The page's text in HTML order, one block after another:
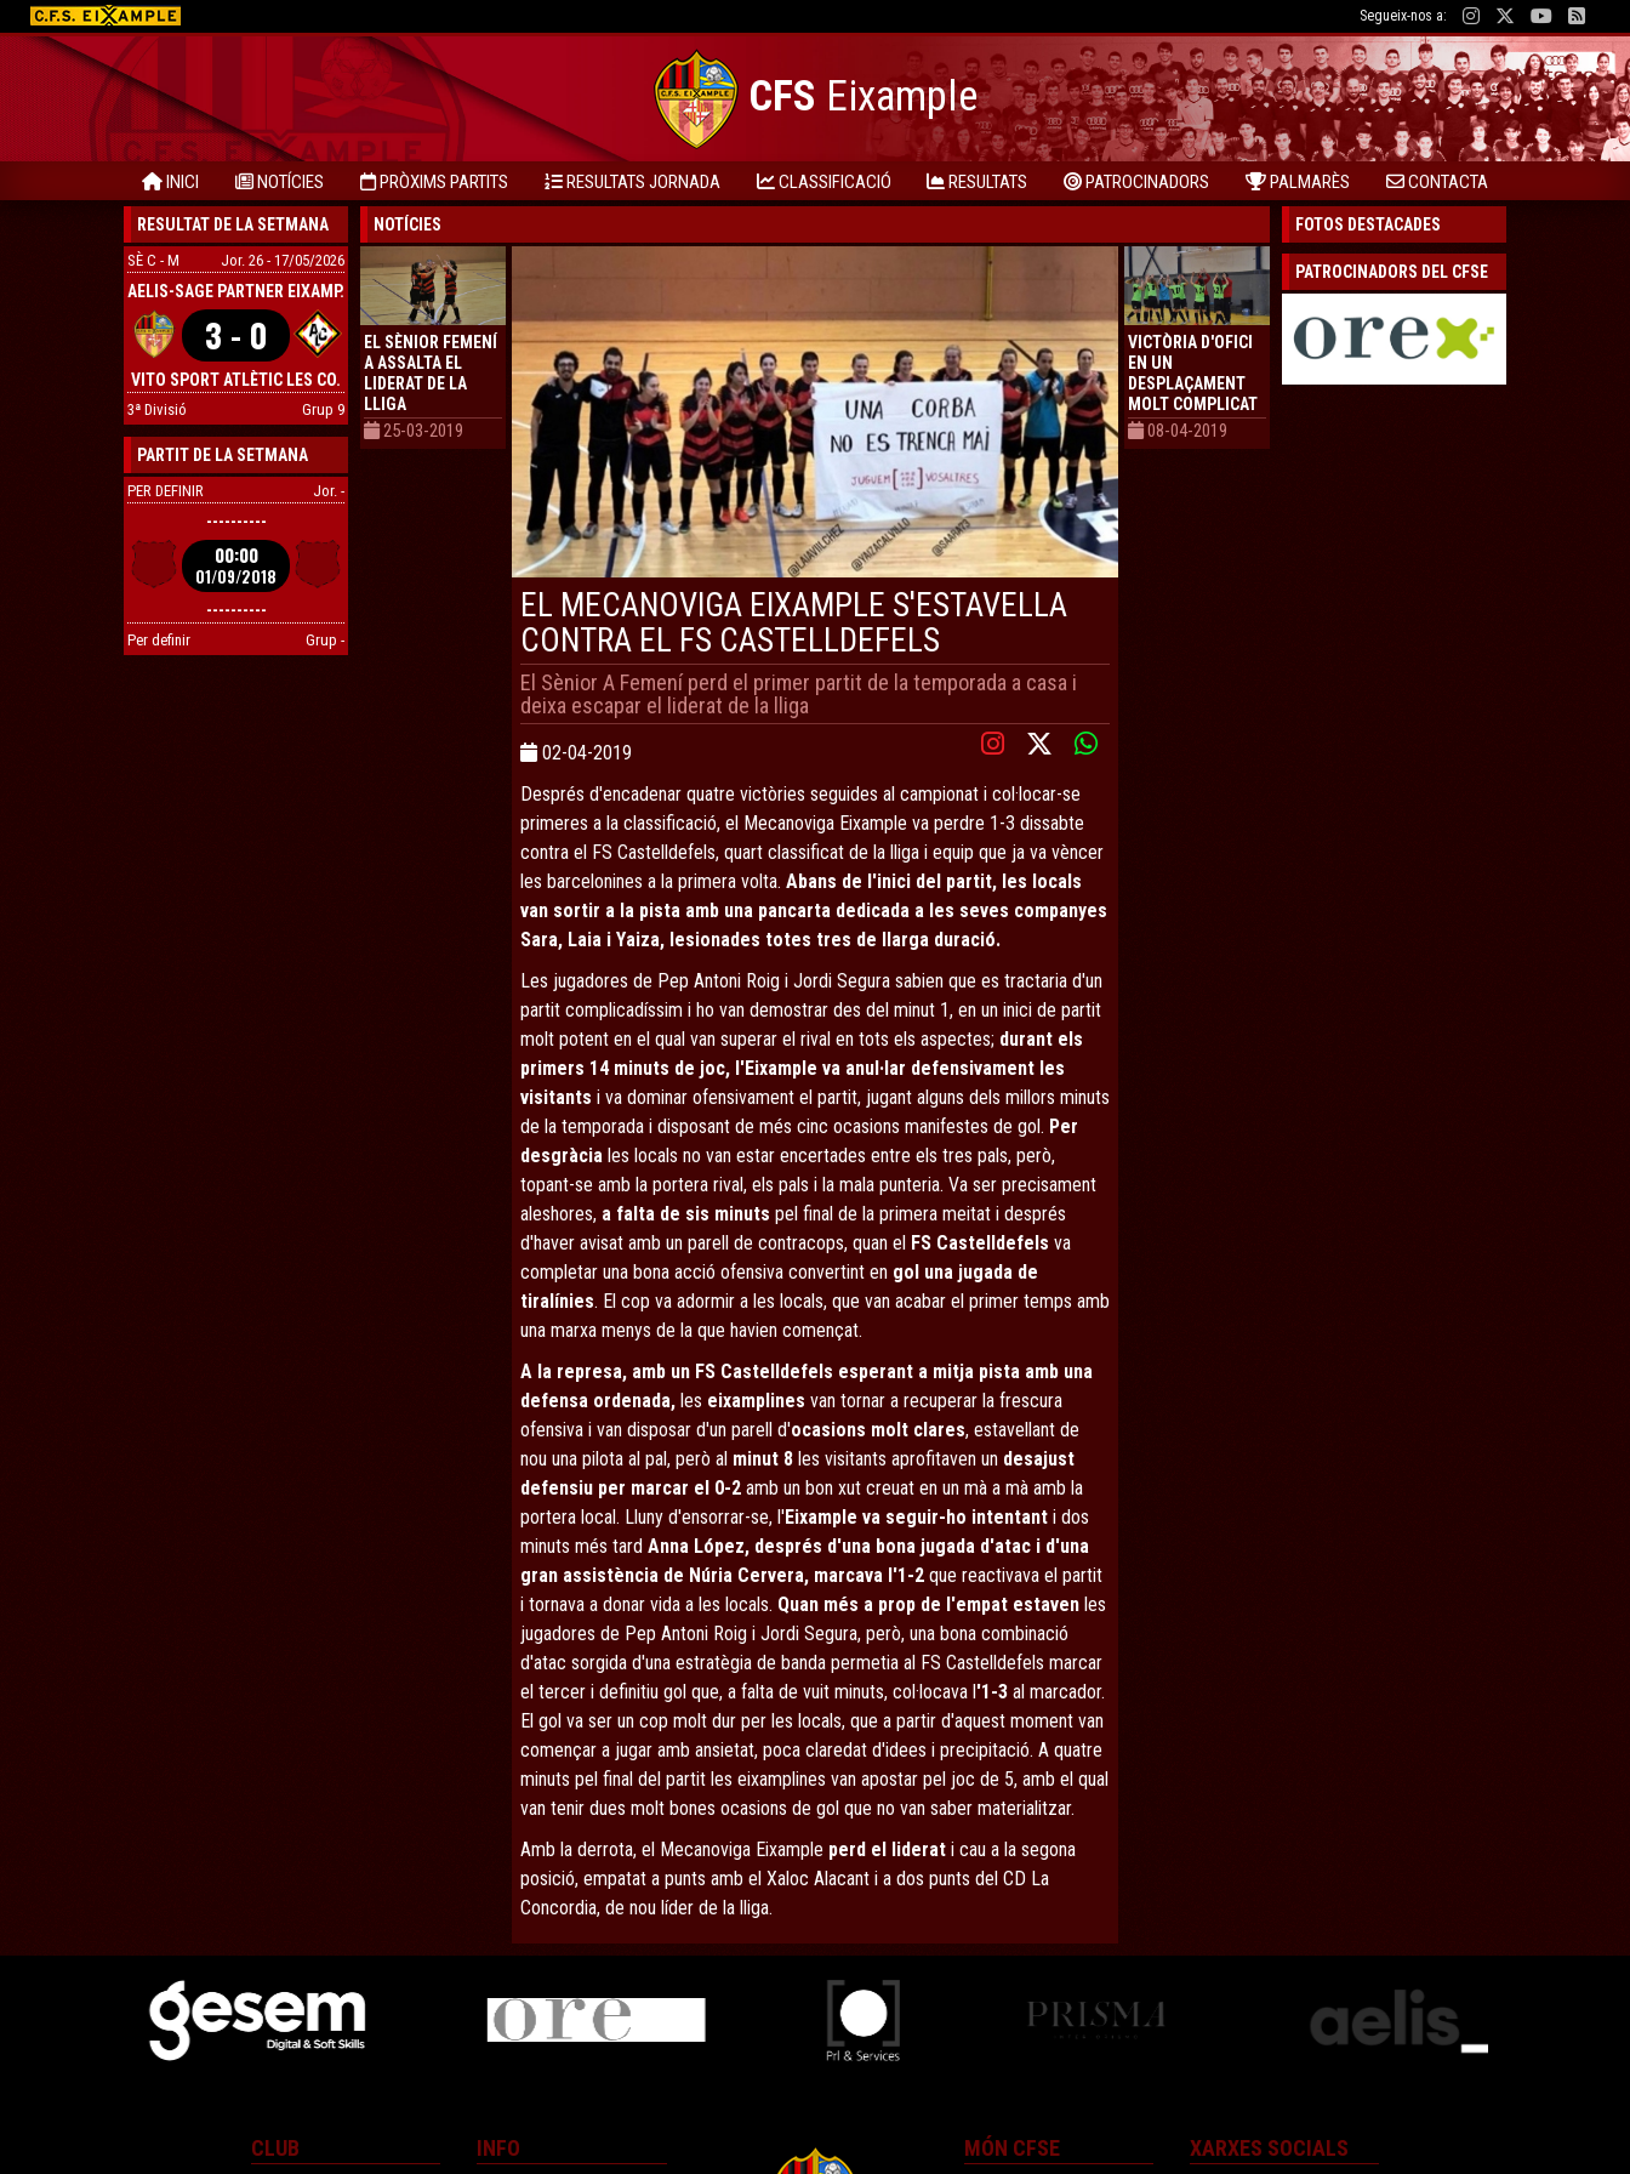
Segueix-nos a:
CFS Eixample
INICI NOTÍCIES PRÒXIMS PARTITS RESULTATS JORNADA CLASSIFICACIÓ RESULTATS PATROCINADORS PALMARÈS CONTACTA
RESULTAT DE LA SETMANA
SÈ C - M Jor. 26 - 17/05/2026
AELIS-SAGE PARTNER EIXAMP.
3 - 0
VITO SPORT ATLÈTIC LES CO.
3ª Divisió Grup 9
PARTIT DE LA SETMANA
PER DEFINIR Jor. -
----------
00:00
01/09/2018
----------
Per definir Grup -
NOTÍCIES
EL SÈNIOR FEMENÍ
A ASSALTA EL
LIDERAT DE LA
LLIGA
25-03-2019
EL MECANOVIGA EIXAMPLE S'ESTAVELLA
CONTRA EL FS CASTELLDEFELS
El Sènior A Femení perd el primer partit de la temporada a casa i
deixa escapar el liderat de la lliga
02-04-2019
Després d'encadenar quatre victòries seguides al campionat i col·locar-se
primeres a la classificació, el Mecanoviga Eixample va perdre 1-3 dissabte
contra el FS Castelldefels, quart classificat de la lliga i equip que ja va vèncer
les barcelonines a la primera volta. Abans de l'inici del partit, les locals
van sortir a la pista amb una pancarta dedicada a les seves companyes
Sara, Laia i Yaiza, lesionades totes tres de llarga duració.
Les jugadores de Pep Antoni Roig i Jordi Segura sabien que es tractaria d'un
partit complicadíssim i ho van demostrar des del minut 1, en un inici de partit
molt potent en el qual van superar el rival en tots els aspectes; durant els
primers 14 minuts de joc, l'Eixample va anul·lar defensivament les
visitants i va dominar ofensivament el partit, jugant alguns dels millors minuts
de la temporada i disposant de més cinc ocasions manifestes de gol. Per
desgràcia les locals no van estar encertades entre els tres pals, però,
topant-se amb la portera rival, els pals i la mala punteria. Va ser precisament
aleshores, a falta de sis minuts pel final de la primera meitat i després
d'haver avisat amb un parell de contracops, quan el FS Castelldefels va
completar una bona acció ofensiva convertint en gol una jugada de
tiralínies. El cop va adormir a les locals, que van acabar el primer temps amb
una marxa menys de la que havien començat.
A la represa, amb un FS Castelldefels esperant a mitja pista amb una
defensa ordenada, les eixamplines van tornar a recuperar la frescura
ofensiva i van disposar d'un parell d'ocasions molt clares, estavellant de
nou una pilota al pal, però al minut 8 les visitants aprofitaven un desajust
defensiu per marcar el 0-2 amb un bon xut creuat en un mà a mà amb la
portera local. Lluny d'ensorrar-se, l'Eixample va seguir-ho intentant i dos
minuts més tard Anna López, després d'una bona jugada d'atac i d'una
gran assistència de Núria Cervera, marcava l'1-2 que reactivava el partit
i tornava a donar vida a les locals. Quan més a prop de l'empat estaven les
jugadores de Pep Antoni Roig i Jordi Segura, però, una bona combinació
d'atac sorgida d'una estratègia de banda permetia al FS Castelldefels marcar
el tercer i definitiu gol que, a falta de vuit minuts, col·locava l'1-3 al marcador.
El gol va ser un cop molt dur per les locals, que a partir d'aquest moment van
començar a jugar amb ansietat, poca claredat d'idees i precipitació. A quatre
minuts pel final del partit les eixamplines van apostar pel joc de 5, amb el qual
van tenir dues molt bones ocasions de gol que no van saber materialitzar.
Amb la derrota, el Mecanoviga Eixample perd el liderat i cau a la segona
posició, empatat a punts amb el Xaloc Alacant i a dos punts del CD La
Concordia, de nou líder de la lliga.
VICTÒRIA D'OFICI
EN UN
DESPLAÇAMENT
MOLT COMPLICAT
08-04-2019
FOTOS DESTACADES
PATROCINADORS DEL CFSE
CLUB INFO MÓN CFSE XARXES SOCIALS